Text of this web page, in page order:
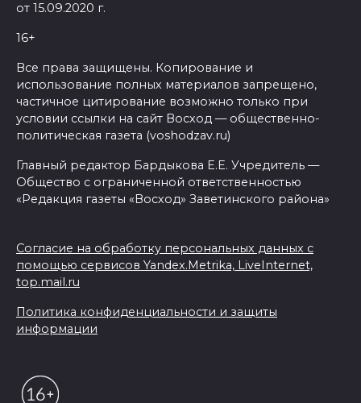
от 15.09.2020 г.
16+
Все права защищены. Копирование и
использование полных материалов запрещено,
частичное цитирование возможно только при
условии ссылки на сайт Восход — общественно-
политическая газета (voshodzav.ru)
Главный редактор Бардыкова Е.Е. Учредитель —
Общество с ограниченной ответственностью
«Редакция газеты «Восход» Заветинского района»
Согласие на обработку персональных данных с
помощью сервисов Yandex.Metrika, LiveInternet,
top.mail.ru
Политика конфиденциальности и защиты
информации